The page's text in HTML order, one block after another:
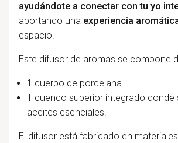
ayudándote a conectar con tu yo
aportando unaexperiencia
espacio.
Este difusor de aromas se compone
1 cuerpo de porcelana.
1 cuenco superior integrado donde
aceites esenciales.
El difusor está fabricado en